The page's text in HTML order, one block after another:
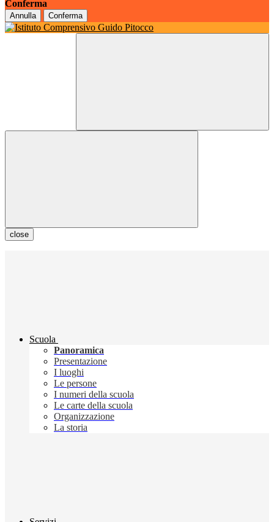
Conferma
Annulla Conferma
close
Scuola
Panoramica
Presentazione
I luoghi
Le persone
I numeri della scuola
Le carte della scuola
Organizzazione
La storia